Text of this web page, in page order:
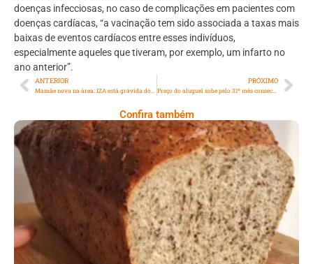
doenças infecciosas, no caso de complicações em pacientes com
doenças cardíacas, “a vacinação tem sido associada a taxas mais
baixas de eventos cardíacos entre esses indivíduos,
especialmente aqueles que tiveram, por exemplo, um infarto no
ano anterior”.
ANTERIOR PRÓXIMO
Preço do aluguel sobe pelo 31º mês consecutivo no Rio; em Ipanema, m² passa dos R$ 100, revela Índice QuintoAndar Imovelweb
Confira também
Comer Bem: Pão Low Carb